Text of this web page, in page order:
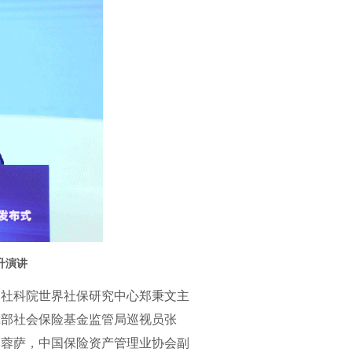
演讲
院世界社保研究中心郑秉文主
社会保险基金监管局巡视员张
萨，中国保险资产管理业协会副